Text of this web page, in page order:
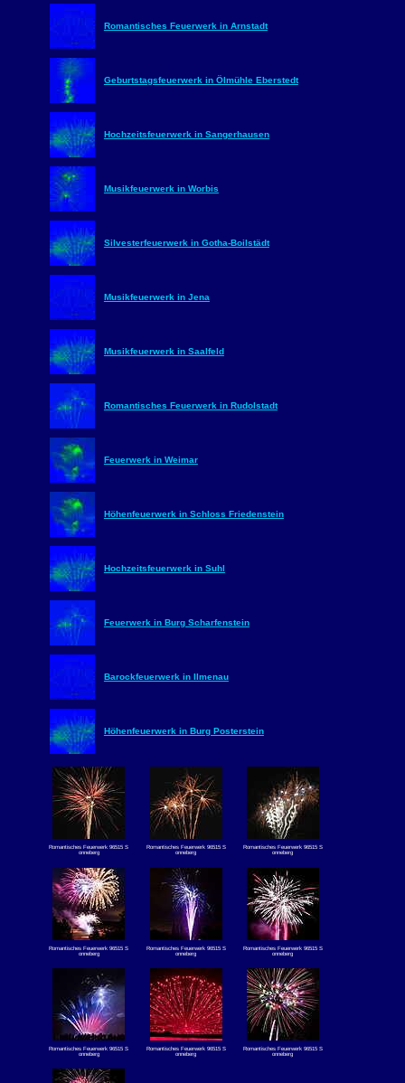
Romantisches Feuerwerk in Arnstadt
Geburtstagsfeuerwerk in Ölmühle Eberstedt
Hochzeitsfeuerwerk in Sangerhausen
Musikfeuerwerk in Worbis
Silvesterfeuerwerk in Gotha-Boilstädt
Musikfeuerwerk in Jena
Musikfeuerwerk in Saalfeld
Romantisches Feuerwerk in Rudolstadt
Feuerwerk in Weimar
Höhenfeuerwerk in Schloss Friedenstein
Hochzeitsfeuerwerk in Suhl
Feuerwerk in Burg Scharfenstein
Barockfeuerwerk in Ilmenau
Höhenfeuerwerk in Burg Posterstein
Romantisches Feuerwerk 96515 S
onneberg
Romantisches Feuerwerk 96515 S
onneberg
Romantisches Feuerwerk 96515 S
onneberg
Romantisches Feuerwerk 96515 S
onneberg
Romantisches Feuerwerk 96515 S
onneberg
Romantisches Feuerwerk 96515 S
onneberg
Romantisches Feuerwerk 96515 S
onneberg
Romantisches Feuerwerk 96515 S
onneberg
Romantisches Feuerwerk 96515 S
onneberg